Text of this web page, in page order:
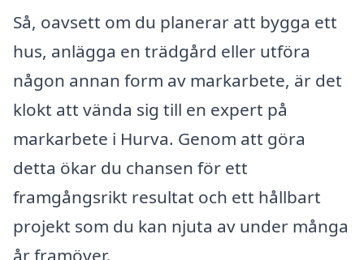
Så, oavsett om du planerar att bygga ett
hus, anlägga en trädgård eller utföra
någon annan form av markarbete, är det
klokt att vända sig till en expert på
markarbete i Hurva. Genom att göra
detta ökar du chansen för ett
framgångsrikt resultat och ett hållbart
projekt som du kan njuta av under många
år framöver.